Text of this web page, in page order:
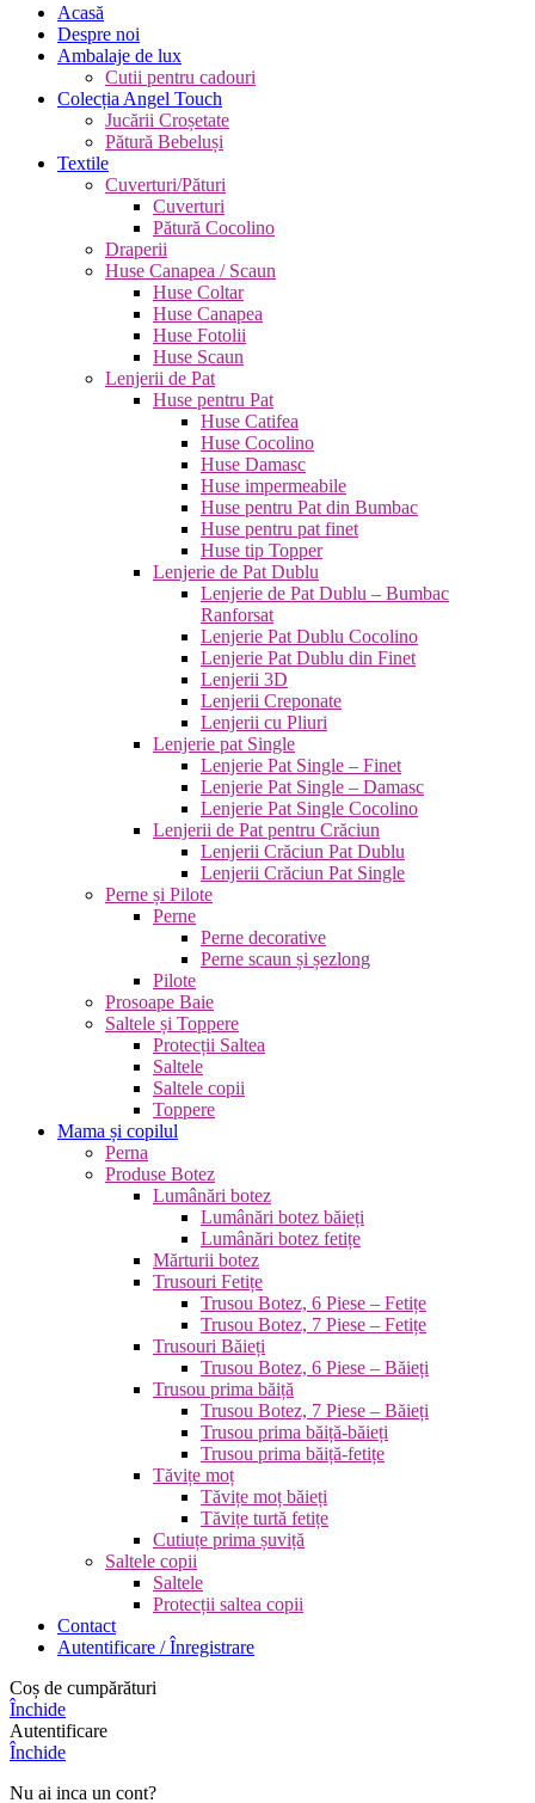
Acasă
Despre noi
Ambalaje de lux
Cutii pentru cadouri
Colecția Angel Touch
Jucării Croșetate
Pătură Bebeluși
Textile
Cuverturi/Pături
Cuverturi
Pătură Cocolino
Draperii
Huse Canapea / Scaun
Huse Coltar
Huse Canapea
Huse Fotolii
Huse Scaun
Lenjerii de Pat
Huse pentru Pat
Huse Catifea
Huse Cocolino
Huse Damasc
Huse impermeabile
Huse pentru Pat din Bumbac
Huse pentru pat finet
Huse tip Topper
Lenjerie de Pat Dublu
Lenjerie de Pat Dublu – Bumbac
Ranforsat
Lenjerie Pat Dublu Cocolino
Lenjerie Pat Dublu din Finet
Lenjerii 3D
Lenjerii Creponate
Lenjerii cu Pliuri
Lenjerie pat Single
Lenjerie Pat Single – Finet
Lenjerie Pat Single – Damasc
Lenjerie Pat Single Cocolino
Lenjerii de Pat pentru Crăciun
Lenjerii Crăciun Pat Dublu
Lenjerii Crăciun Pat Single
Perne și Pilote
Perne
Perne decorative
Perne scaun și șezlong
Pilote
Prosoape Baie
Saltele și Toppere
Protecții Saltea
Saltele
Saltele copii
Toppere
Mama și copilul
Perna
Produse Botez
Lumânări botez
Lumânări botez băieți
Lumânări botez fetițe
Mărturii botez
Trusouri Fetițe
Trusou Botez, 6 Piese – Fetițe
Trusou Botez, 7 Piese – Fetițe
Trusouri Băieți
Trusou Botez, 6 Piese – Băieți
Trusou prima băiță
Trusou Botez, 7 Piese – Băieți
Trusou prima băiță-băieți
Trusou prima băiță-fetițe
Tăvițe moț
Tăvițe moț băieți
Tăvițe turtă fetițe
Cutiuțe prima șuviță
Saltele copii
Saltele
Protecții saltea copii
Contact
Autentificare / Înregistrare
Coș de cumpărături
Închide
Autentificare
Închide
Nu ai inca un cont?